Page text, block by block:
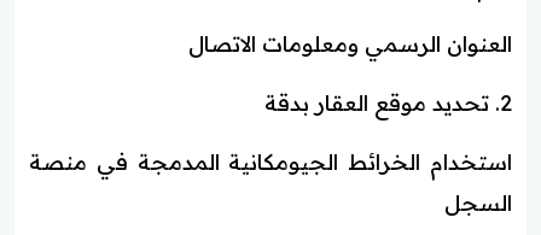
العنوان الرسمي ومعلومات الاتصال
2. تحديد موقع العقار بدقة
استخدام الخرائط الجيومكانية المدمجة في منصة
السجل